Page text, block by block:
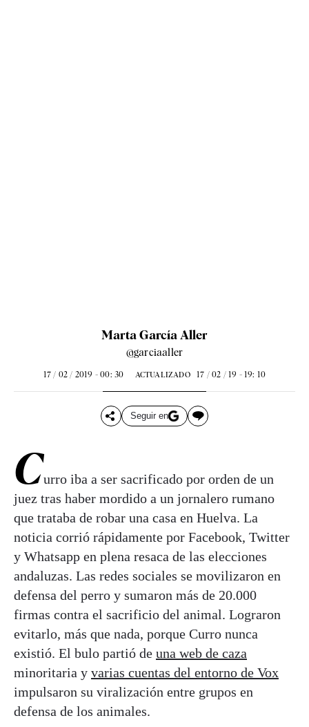
Marta García Aller
@garciaaller
17 / 02 / 2019 - 00: 30 ACTUALIZADO 17 / 02 / 19 - 19: 10
Seguir en
Curro iba a ser sacrificado por orden de un
juez tras haber mordido a un jornalero rumano
que trataba de robar una casa en Huelva. La
noticia corrió rápidamente por Facebook, Twitter
y Whatsapp en plena resaca de las elecciones
andaluzas. Las redes sociales se movilizaron en
defensa del perro y sumaron más de 20.000
firmas contra el sacrificio del animal. Lograron
evitarlo, más que nada, porque Curro nunca
existió. El bulo partió de una web de caza
minoritaria y varias cuentas del entorno de Vox
impulsaron su viralización entre grupos en
defensa de los animales.